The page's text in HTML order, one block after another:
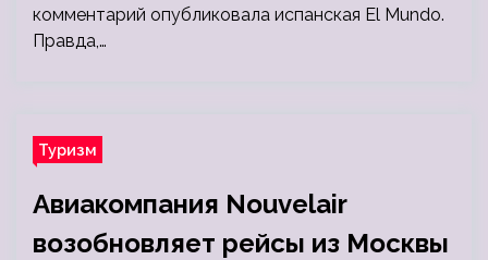
комментарий опубликовала испанская El Mundo.
Правда,…
Туризм
Авиакомпания Nouvelair
возобновляет рейсы из Москвы